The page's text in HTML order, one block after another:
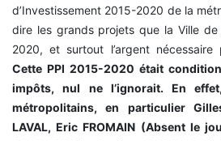
d’Investissement 2015-2020 de la
dire les grands projets que la Ville de
2020, et surtout l’argent
Cette PPI 2015-2020 était
impôts, nul ne l’ignorait. En
métropolitains, en particulier
LAVAL, Eric FROMAIN (Absent le